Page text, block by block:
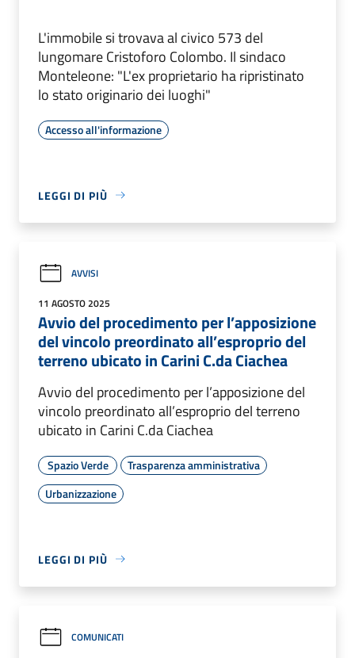
L'immobile si trovava al civico 573 del
lungomare Cristoforo Colombo. Il sindaco
Monteleone: "L'ex proprietario ha ripristinato
lo stato originario dei luoghi"
Accesso all'informazione
LEGGI DI PIÙ
AVVISI
11 AGOSTO 2025
Avvio del procedimento per l’apposizione
del vincolo preordinato all’esproprio del
terreno ubicato in Carini C.da Ciachea
Avvio del procedimento per l’apposizione del
vincolo preordinato all’esproprio del terreno
ubicato in Carini C.da Ciachea
Spazio Verde
Trasparenza amministrativa
Urbanizzazione
LEGGI DI PIÙ
COMUNICATI